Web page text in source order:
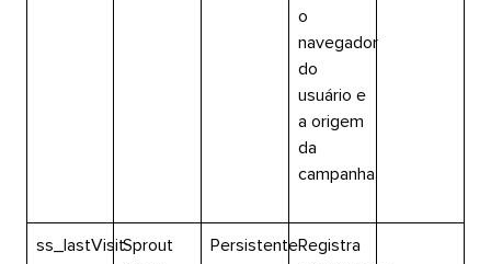
o
navegador
do
usuário e
a origem
da
campanha.​​
ss_lastVisit​​ Sprout
Persistente​​ Registra